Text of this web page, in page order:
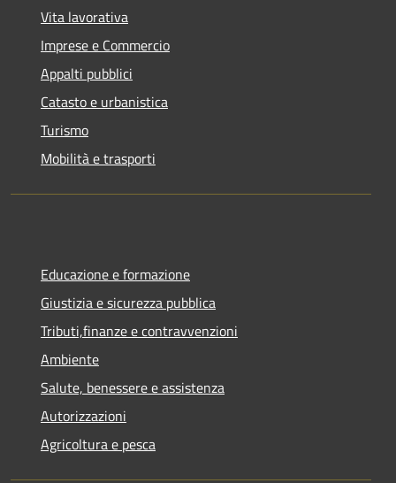
Vita lavorativa
Imprese e Commercio
Appalti pubblici
Catasto e urbanistica
Turismo
Mobilità e trasporti
Educazione e formazione
Giustizia e sicurezza pubblica
Tributi,finanze e contravvenzioni
Ambiente
Salute, benessere e assistenza
Autorizzazioni
Agricoltura e pesca